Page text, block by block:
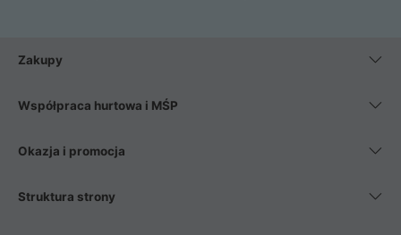
Zakupy
Współpraca hurtowa i MŚP
Okazja i promocja
Struktura strony